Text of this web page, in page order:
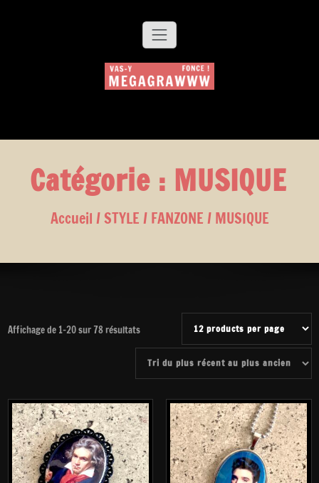
MEGAGRAWWW
Catégorie : MUSIQUE
Accueil /STYLE / FANZONE / MUSIQUE
Affichage de 1–20 sur 78 résultatsTrié
plus
plus
ancien